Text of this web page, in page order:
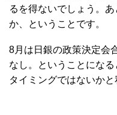
るを得ないでしょう。
か、ということです。
8月は日銀の政策決定会
なし。ということにな
タイミングではないかと